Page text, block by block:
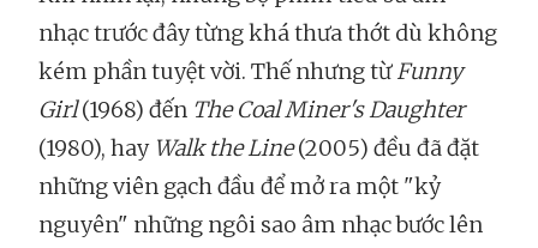
nhạc trước đây từng khá thưa thớt dù không
kém phần tuyệt vời. Thế nhưng từFunny
Girl(1968) đến The Coal Miner's Daughter
(1980), hay Walk the Line(2005) đều đã đặt
những viên gạch đầu để mở ra một "kỷ
nguyên" những ngôi sao âm nhạc bước lên